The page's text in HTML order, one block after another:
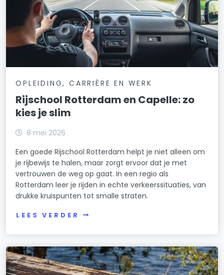
OPLEIDING, CARRIÈRE EN WERK
Rijschool Rotterdam en Capelle: zo
kies je slim
8 mei 2026
Een goede Rijschool Rotterdam helpt je niet alleen om
je rijbewijs te halen, maar zorgt ervoor dat je met
vertrouwen de weg op gaat. In een regio als
Rotterdam leer je rijden in echte verkeerssituaties, van
drukke kruispunten tot smalle straten.
LEES VERDER